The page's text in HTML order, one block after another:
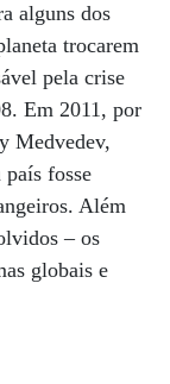
alguns dos
trocarem
pela crise
Em 2011, por
Medvedev,
fosse
Além
– os
globais e